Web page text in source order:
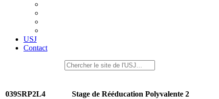
USJ
Contact
039SRP2L4 Stage de Rééducation Polyvalente 2